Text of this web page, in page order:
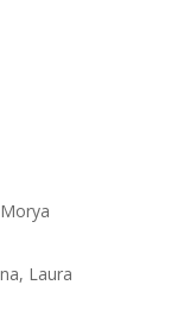
Laura